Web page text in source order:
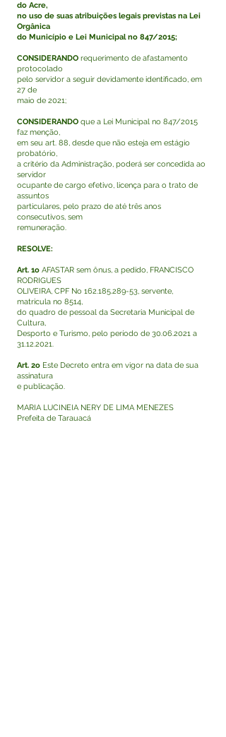
do Acre,
no uso de suas atribuições legais previstas na Lei
Orgânica
do Município e Lei Municipal no 847/2015;
CONSIDERANDO requerimento de afastamento
protocolado
pelo servidor a seguir devidamente identificado, em
27 de
maio de 2021;
CONSIDERANDO que a Lei Municipal no 847/2015
faz menção,
em seu art. 88, desde que não esteja em estágio
probatório,
a critério da Administração, poderá ser concedida ao
servidor
ocupante de cargo efetivo, licença para o trato de
assuntos
particulares, pelo prazo de até três anos
consecutivos, sem
remuneração.
RESOLVE:
Art. 1o AFASTAR sem ônus, a pedido, FRANCISCO
RODRIGUES
OLIVEIRA, CPF No 162.185.289-53, servente,
matricula no 8514,
do quadro de pessoal da Secretaria Municipal de
Cultura,
Desporto e Turismo, pelo período de 30.06.2021 a
31.12.2021.
Art. 2o Este Decreto entra em vigor na data de sua
assinatura
e publicação.
MARIA LUCINEIA NERY DE LIMA MENEZES
Prefeita de Tarauacá